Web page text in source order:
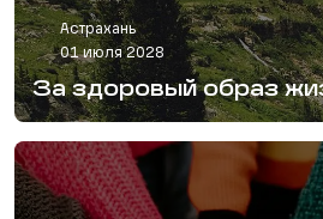
Астрахань
01 июля 2028
За здоровый образ